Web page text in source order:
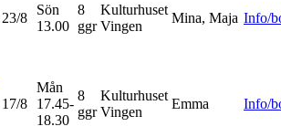
23/8
Sön
13.00
8
ggr
Kulturhuset
Vingen
Mina, Maja Info/
17/8
Mån
17.45-
18.30
8
ggr
Kulturhuset
Vingen
Emma Info/